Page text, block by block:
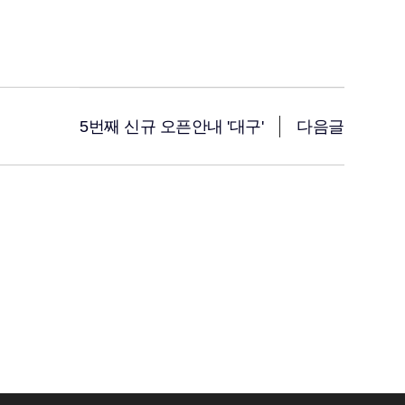
5번째 신규 오픈안내 '대구' 다음글